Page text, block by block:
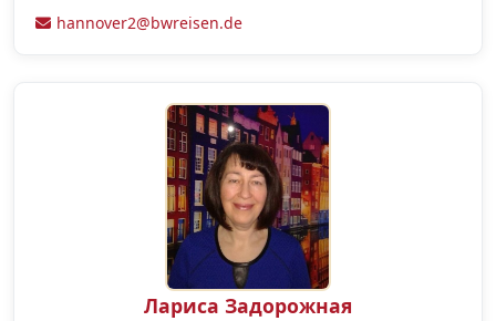
hannover2@bwreisen.de
Лариса Задорожная